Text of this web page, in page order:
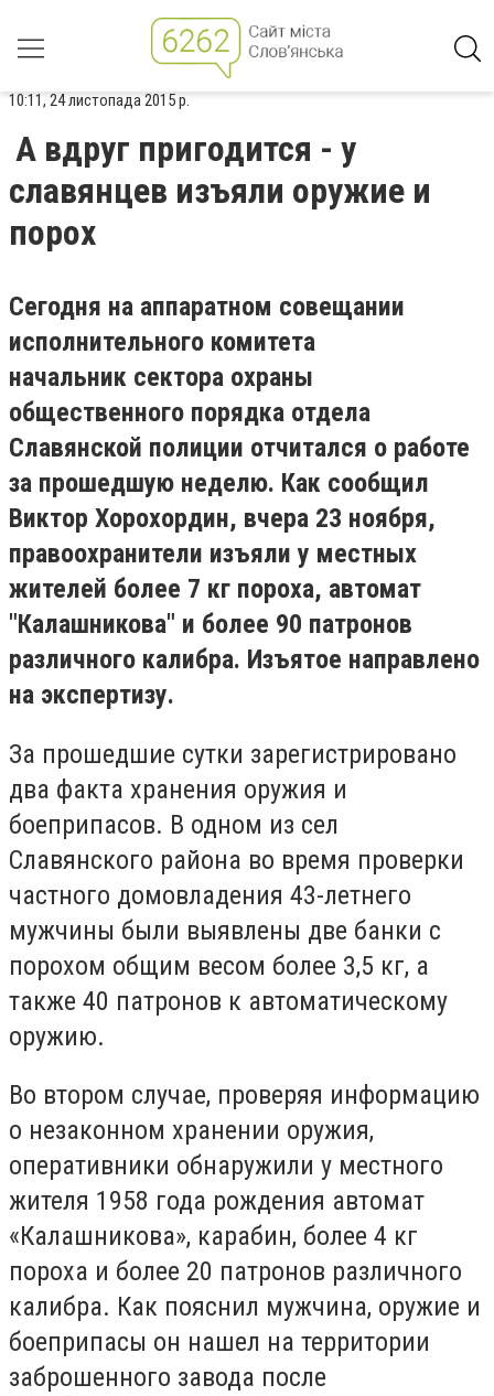
10:11, 24 листопада 2015 р.
А вдруг пригодится - у
славянцев изъяли оружие и
порох
Сегодня на аппаратном совещании
исполнительного комитета
начальник сектора охраны
общественного порядка отдела
Славянской полиции отчитался о работе
за прошедшую неделю. Как сообщил
Виктор Хорохордин, вчера 23 ноября,
правоохранители изъяли у местных
жителей более 7 кг пороха, автомат
"Калашникова" и более 90 патронов
различного калибра. Изъятое направлено
на экспертизу.
За прошедшие сутки зарегистрировано
два факта хранения оружия и
боеприпасов. В одном из сел
Славянского района во время проверки
частного домовладения 43-летнего
мужчины были выявлены две банки с
порохом общим весом более 3,5 кг, а
также 40 патронов к автоматическому
оружию.
Во втором случае, проверяя информацию
о незаконном хранении оружия,
оперативники обнаружили у местного
жителя 1958 года рождения автомат
«Калашникова», карабин, более 4 кг
пороха и более 20 патронов различного
калибра. Как пояснил мужчина, оружие и
боеприпасы он нашел на территории
заброшенного завода после